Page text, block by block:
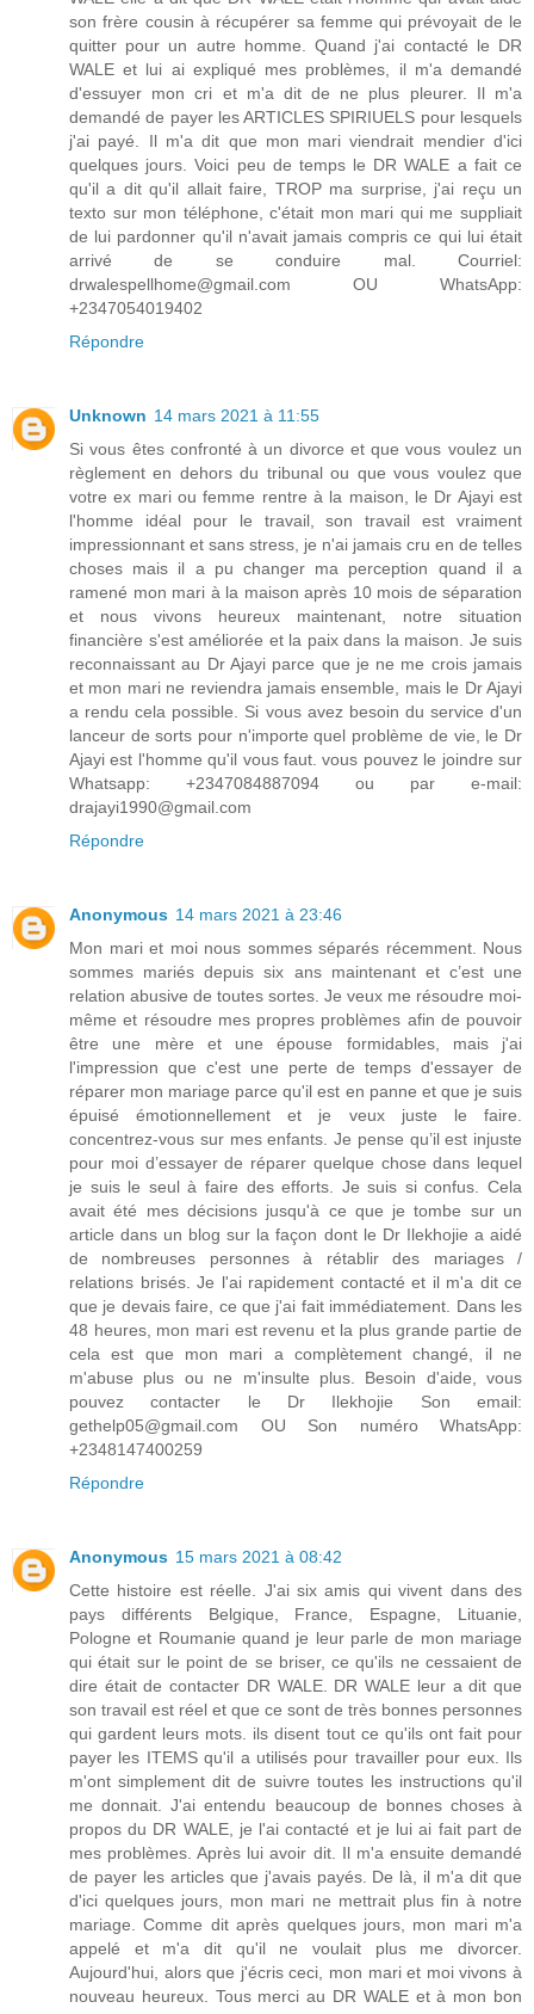
son frère cousin à récupérer sa femme qui prévoyait de le
quitter pour un autre homme. Quand j'ai contacté le DR
WALE et lui ai expliqué mes problèmes, il m'a demandé
d'essuyer mon cri et m'a dit de ne plus pleurer. Il m'a
demandé de payer les ARTICLES SPIRIUELS pour lesquels
j'ai payé. Il m'a dit que mon mari viendrait mendier d'ici
quelques jours. Voici peu de temps le DR WALE a fait ce
qu'il a dit qu'il allait faire, TROP ma surprise, j'ai reçu un
texto sur mon téléphone, c'était mon mari qui me suppliait
de lui pardonner qu'il n'avait jamais compris ce qui lui était
arrivé de se conduire mal. Courriel:
drwalespellhome@gmail.com OU WhatsApp:
+2347054019402
Répondre
Unknown 14 mars 2021 à 11:55
Si vous êtes confronté à un divorce et que vous voulez un
règlement en dehors du tribunal ou que vous voulez que
votre ex mari ou femme rentre à la maison, le Dr Ajayi est
l'homme idéal pour le travail, son travail est vraiment
impressionnant et sans stress, je n'ai jamais cru en de telles
choses mais il a pu changer ma perception quand il a
ramené mon mari à la maison après 10 mois de séparation
et nous vivons heureux maintenant, notre situation
financière s'est améliorée et la paix dans la maison. Je suis
reconnaissant au Dr Ajayi parce que je ne me crois jamais
et mon mari ne reviendra jamais ensemble, mais le Dr Ajayi
a rendu cela possible. Si vous avez besoin du service d'un
lanceur de sorts pour n'importe quel problème de vie, le Dr
Ajayi est l'homme qu'il vous faut. vous pouvez le joindre sur
Whatsapp: +2347084887094 ou par e-mail:
drajayi1990@gmail.com
Répondre
Anonymous 14 mars 2021 à 23:46
Mon mari et moi nous sommes séparés récemment. Nous
sommes mariés depuis six ans maintenant et c’est une
relation abusive de toutes sortes. Je veux me résoudre moi-
même et résoudre mes propres problèmes afin de pouvoir
être une mère et une épouse formidables, mais j'ai
l'impression que c'est une perte de temps d'essayer de
réparer mon mariage parce qu'il est en panne et que je suis
épuisé émotionnellement et je veux juste le faire.
concentrez-vous sur mes enfants. Je pense qu’il est injuste
pour moi d’essayer de réparer quelque chose dans lequel
je suis le seul à faire des efforts. Je suis si confus. Cela
avait été mes décisions jusqu'à ce que je tombe sur un
article dans un blog sur la façon dont le Dr Ilekhojie a aidé
de nombreuses personnes à rétablir des mariages /
relations brisés. Je l'ai rapidement contacté et il m'a dit ce
que je devais faire, ce que j'ai fait immédiatement. Dans les
48 heures, mon mari est revenu et la plus grande partie de
cela est que mon mari a complètement changé, il ne
m'abuse plus ou ne m'insulte plus. Besoin d'aide, vous
pouvez contacter le Dr Ilekhojie Son email:
gethelp05@gmail.com OU Son numéro WhatsApp:
+2348147400259
Répondre
Anonymous 15 mars 2021 à 08:42
Cette histoire est réelle. J'ai six amis qui vivent dans des
pays différents Belgique, France, Espagne, Lituanie,
Pologne et Roumanie quand je leur parle de mon mariage
qui était sur le point de se briser, ce qu'ils ne cessaient de
dire était de contacter DR WALE. DR WALE leur a dit que
son travail est réel et que ce sont de très bonnes personnes
qui gardent leurs mots. ils disent tout ce qu'ils ont fait pour
payer les ITEMS qu'il a utilisés pour travailler pour eux. Ils
m'ont simplement dit de suivre toutes les instructions qu'il
me donnait. J'ai entendu beaucoup de bonnes choses à
propos du DR WALE, je l'ai contacté et je lui ai fait part de
mes problèmes. Après lui avoir dit. Il m'a ensuite demandé
de payer les articles que j'avais payés. De là, il m'a dit que
d'ici quelques jours, mon mari ne mettrait plus fin à notre
mariage. Comme dit après quelques jours, mon mari m'a
appelé et m'a dit qu'il ne voulait plus me divorcer.
Aujourd'hui, alors que j'écris ceci, mon mari et moi vivons à
nouveau heureux. Tous merci au DR WALE et à mon bon